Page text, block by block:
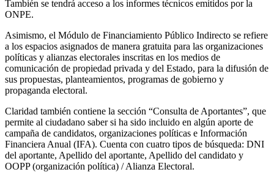
También se tendrá acceso a los informes técnicos emitidos por la
ONPE.
Asimismo, el Módulo de Financiamiento Público Indirecto se refiere
a los espacios asignados de manera gratuita para las organizaciones
políticas y alianzas electorales inscritas en los medios de
comunicación de propiedad privada y del Estado, para la difusión de
sus propuestas, planteamientos, programas de gobierno y
propaganda electoral.
Claridad también contiene la sección “Consulta de Aportantes”, que
permite al ciudadano saber si ha sido incluido en algún aporte de
campaña de candidatos, organizaciones políticas e Información
Financiera Anual (IFA). Cuenta con cuatro tipos de búsqueda: DNI
del aportante, Apellido del aportante, Apellido del candidato y
OOPP (organización política) / Alianza Electoral.